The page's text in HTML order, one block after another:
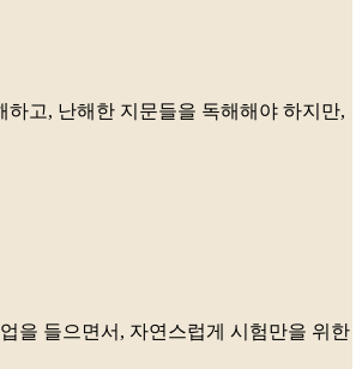
고, 난해한 지문들을 독해해야 하지만,
을 들으면서, 자연스럽게 시험만을 위한